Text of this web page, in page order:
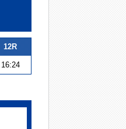
12R
16:24